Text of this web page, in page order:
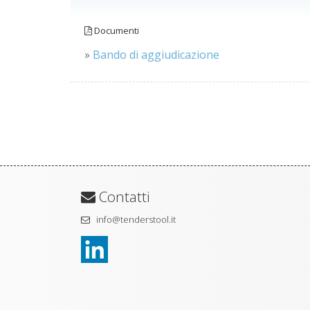
Documenti
» Bando di aggiudicazione
Contatti
info@tenderstool.it